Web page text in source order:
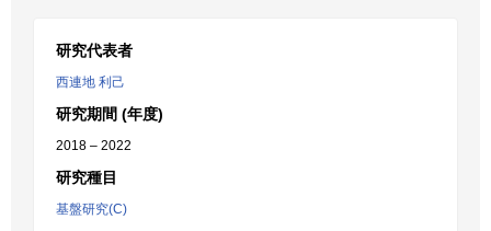
研究代表者
西連地 利己
研究期間 (年度)
2018 – 2022
研究種目
基盤研究(C)